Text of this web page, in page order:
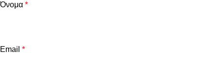
Όνομα *
Email *